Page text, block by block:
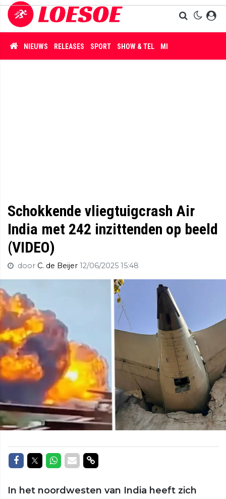
NIEUWS RELEASES SPORT SHOW & TEL MISDAAD
Schokkende vliegtuigcrash Air
India met 242 inzittenden op beeld
(VIDEO)
door C. de Beijer 12/06/2025 15:48
Delen op Facebook
Delen op Twitter
Delen op Whatsapp
Delen via Mail
Delen via link
In het noordwesten van India heeft zich